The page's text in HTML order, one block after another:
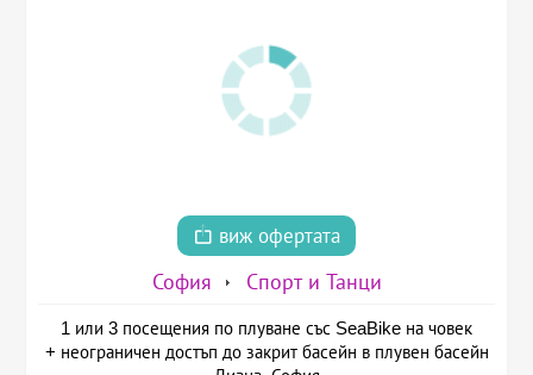
виж офертата
София Спорт и Танци
1 или 3 посещения по плуване със SeaBike на човек
+ неограничен достъп до закрит басейн в плувен басейн